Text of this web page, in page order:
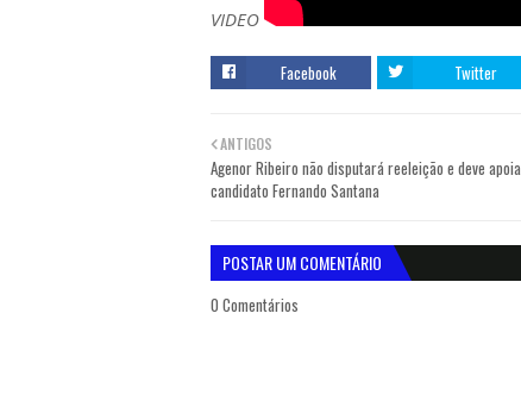
VIDEO
Facebook Twitter
ANTIGOS
Agenor Ribeiro não disputará reeleição e deve
candidato Fernando Santana
POSTAR UM COMENTÁRIO
0 Comentários